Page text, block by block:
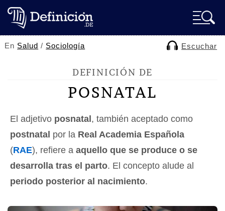
En Salud / Sociología Escuchar
DEFINICIÓN DE
POSNATAL
El adjetivo posnatal , también aceptado como
postnatal por la Real Academia Española
(RAE), refiere a aquello que se produce o se
desarrolla tras el parto. El concepto alude al
periodo posterior al nacimiento.